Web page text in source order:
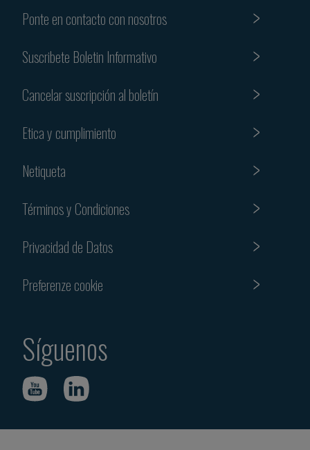
Ponte en contacto con nosotros
Suscribete Boletin Informativo
Cancelar suscripción al boletín
Etica y cumplimiento
Netiqueta
Términos y Condiciones
Privacidad de Datos
Preferenze cookie
Síguenos